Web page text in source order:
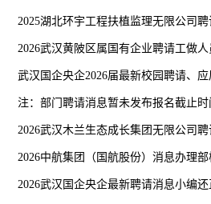
2025湖北环宇工程扶植监理无限公司聘
2026武汉黄陂区属国有企业聘请工做人
武汉国企央企2026届最新校园聘请、应
注：部门聘请消息暂未发布报名截止时
2026武汉木兰生态成长集团无限公司聘
2026中航集团（国航股份）消息办理部
2026武汉国企央企最新聘请消息小编还